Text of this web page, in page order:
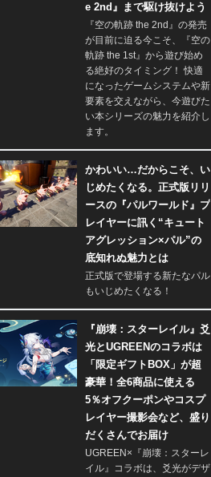
e 2nd』まで駆け抜けよう
『空の軌跡 the 2nd』の発売
が目前に迫る今こそ、『空の
軌跡 the 1st』から遊び始め
る絶好のタイミング！ 快適
になったゲームシステムや新
要素を交えながら、今遊びた
い本シリーズの魅力を紹介し
ます。
かわいい…だからこそ、い
じめたくなる。正式版リリ
ースの『パルワールド』プ
レイヤーに訊く“キュート
アグレッション×パル”の
底知れぬ魅力とは
正式版で登場する新たなパル
もいじめたくなる！
『崩壊：スターレイル』爻
光とUGREENのコラボは
「限定ギフトBOX」が超
豪華！全6商品に使える
5％オフクーポンやコスプ
レイヤー撮影会など、盛り
だくさんでお届け
UGREEN×『崩壊：スターレ
イル』コラボは、爻光がデザ